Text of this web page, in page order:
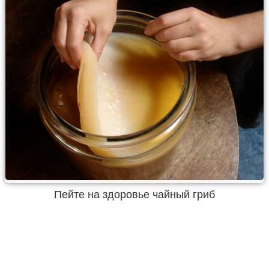
Пейте на здоровье чайный гриб